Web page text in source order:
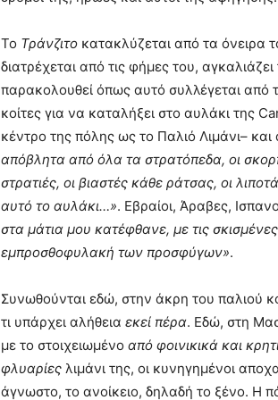
Το Τράνζιτο κατακλύζεται από τα όνειρα
διατρέχεται από τις φήμες του,
παρακολουθεί όπως αυτό συλλέγεται από
κοίτες για να καταλήξει στο αυλάκι της
κέντρο της πόλης ως το Παλιό Λιμάνι–
απόβλητα από όλα τα στρατόπεδα, οι
στρατιές, οι βιαστές κάθε ράτσας, οι
αυτό το αυλάκι…». Εβραίοι, Άραβες,
στα μάτια μου κατέφθανε, με τις
εμπροσθοφυλακή των προσφύγων».
Συνωθούνται εδώ, στην άκρη του παλιού
τι υπάρχει αλήθεια εκεί πέρα. Εδώ, στη
με το στοιχειωμένο από φοινικικά και
φλυαρίες λιμάνι της, οι κυνηγημένοι
άγνωστο, το ανοίκειο, δηλαδή το ξένο. Η